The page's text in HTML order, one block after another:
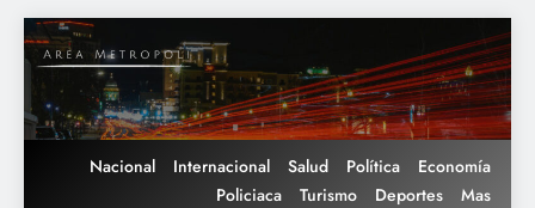
Saltar
al
contenido
Nacional Internacional Salud Política
Economía
Policiaca
Turismo Deportes Mas